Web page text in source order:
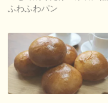
ふわふわパン